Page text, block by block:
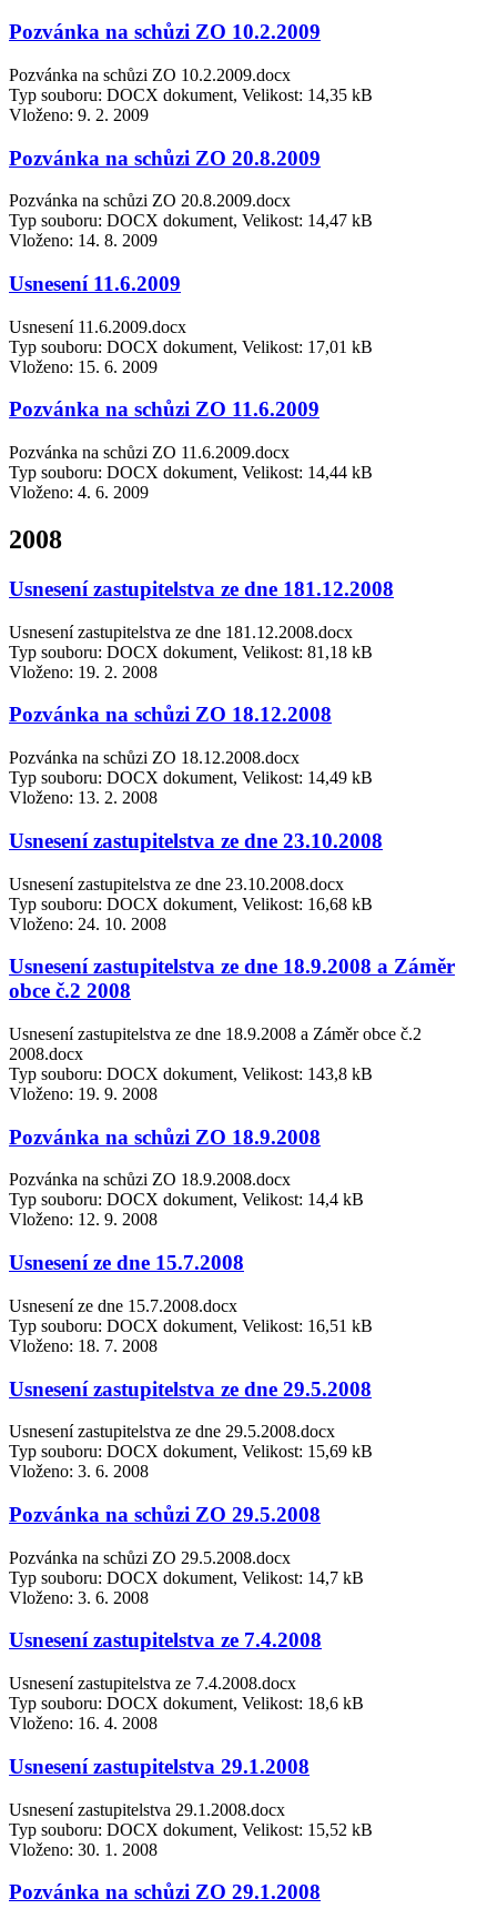
Pozvánka na schůzi ZO 10.2.2009
Pozvánka na schůzi ZO 10.2.2009.docx
Typ souboru: DOCX dokument, Velikost: 14,35 kB
Vloženo: 9. 2. 2009
Pozvánka na schůzi ZO 20.8.2009
Pozvánka na schůzi ZO 20.8.2009.docx
Typ souboru: DOCX dokument, Velikost: 14,47 kB
Vloženo: 14. 8. 2009
Usnesení 11.6.2009
Usnesení 11.6.2009.docx
Typ souboru: DOCX dokument, Velikost: 17,01 kB
Vloženo: 15. 6. 2009
Pozvánka na schůzi ZO 11.6.2009
Pozvánka na schůzi ZO 11.6.2009.docx
Typ souboru: DOCX dokument, Velikost: 14,44 kB
Vloženo: 4. 6. 2009
2008
Usnesení zastupitelstva ze dne 181.12.2008
Usnesení zastupitelstva ze dne 181.12.2008.docx
Typ souboru: DOCX dokument, Velikost: 81,18 kB
Vloženo: 19. 2. 2008
Pozvánka na schůzi ZO 18.12.2008
Pozvánka na schůzi ZO 18.12.2008.docx
Typ souboru: DOCX dokument, Velikost: 14,49 kB
Vloženo: 13. 2. 2008
Usnesení zastupitelstva ze dne 23.10.2008
Usnesení zastupitelstva ze dne 23.10.2008.docx
Typ souboru: DOCX dokument, Velikost: 16,68 kB
Vloženo: 24. 10. 2008
Usnesení zastupitelstva ze dne 18.9.2008 a Záměr
obce č.2 2008
Usnesení zastupitelstva ze dne 18.9.2008 a Záměr obce č.2
2008.docx
Typ souboru: DOCX dokument, Velikost: 143,8 kB
Vloženo: 19. 9. 2008
Pozvánka na schůzi ZO 18.9.2008
Pozvánka na schůzi ZO 18.9.2008.docx
Typ souboru: DOCX dokument, Velikost: 14,4 kB
Vloženo: 12. 9. 2008
Usnesení ze dne 15.7.2008
Usnesení ze dne 15.7.2008.docx
Typ souboru: DOCX dokument, Velikost: 16,51 kB
Vloženo: 18. 7. 2008
Usnesení zastupitelstva ze dne 29.5.2008
Usnesení zastupitelstva ze dne 29.5.2008.docx
Typ souboru: DOCX dokument, Velikost: 15,69 kB
Vloženo: 3. 6. 2008
Pozvánka na schůzi ZO 29.5.2008
Pozvánka na schůzi ZO 29.5.2008.docx
Typ souboru: DOCX dokument, Velikost: 14,7 kB
Vloženo: 3. 6. 2008
Usnesení zastupitelstva ze 7.4.2008
Usnesení zastupitelstva ze 7.4.2008.docx
Typ souboru: DOCX dokument, Velikost: 18,6 kB
Vloženo: 16. 4. 2008
Usnesení zastupitelstva 29.1.2008
Usnesení zastupitelstva 29.1.2008.docx
Typ souboru: DOCX dokument, Velikost: 15,52 kB
Vloženo: 30. 1. 2008
Pozvánka na schůzi ZO 29.1.2008